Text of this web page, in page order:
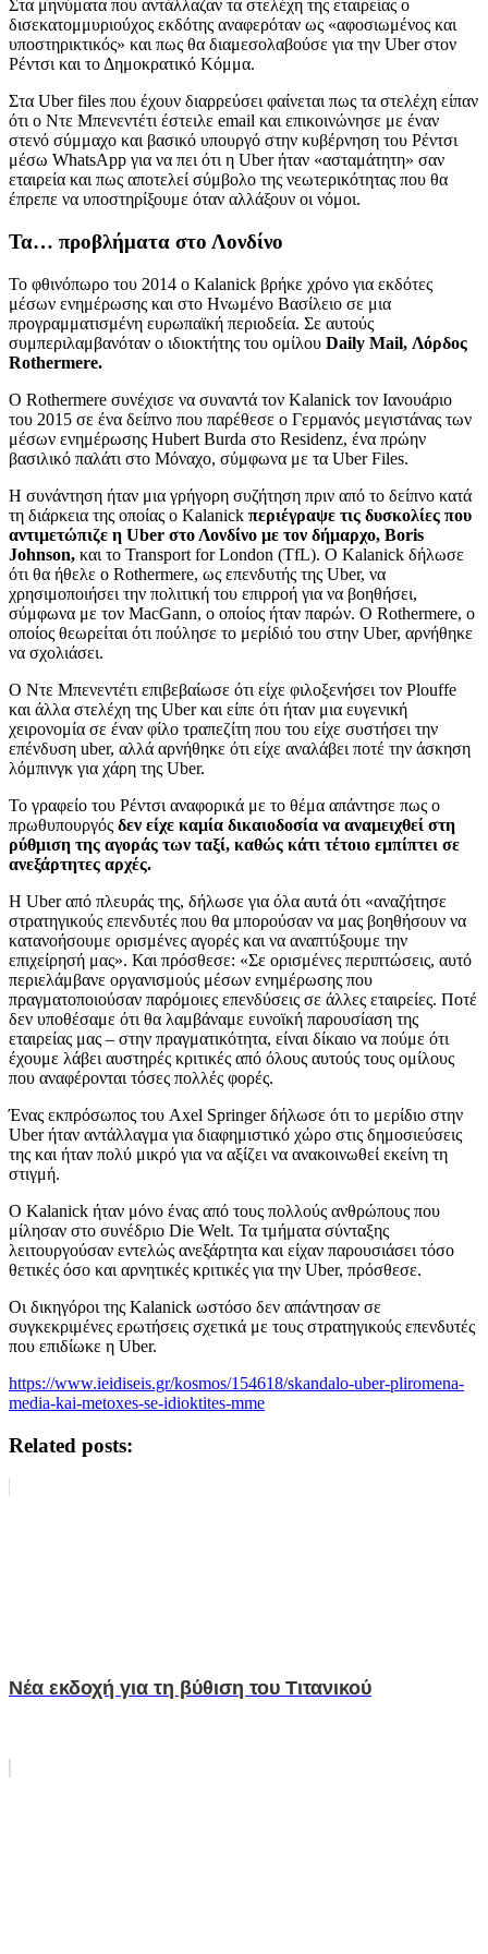
Στα μηνύματα που αντάλλαζαν τα στελέχη της εταιρείας ο
δισεκατομμυριούχος εκδότης αναφερόταν ως «αφοσιωμένος και
υποστηρικτικός» και πως θα διαμεσολαβούσε για την Uber στον
Ρέντσι και το Δημοκρατικό Κόμμα.
Στα Uber files που έχουν διαρρεύσει φαίνεται πως τα στελέχη είπαν
ότι ο Ντε Μπενεντέτι έστειλε email και επικοινώνησε με έναν
στενό σύμμαχο και βασικό υπουργό στην κυβέρνηση του Ρέντσι
μέσω WhatsApp για να πει ότι η Uber ήταν «ασταμάτητη» σαν
εταιρεία και πως αποτελεί σύμβολο της νεωτερικότητας που θα
έπρεπε να υποστηρίξουμε όταν αλλάξουν οι νόμοι.
Τα… προβλήματα στο Λονδίνο
Το φθινόπωρο του 2014 ο Kalanick βρήκε χρόνο για εκδότες
μέσων ενημέρωσης και στο Ηνωμένο Βασίλειο σε μια
προγραμματισμένη ευρωπαϊκή περιοδεία. Σε αυτούς
συμπεριλαμβανόταν ο ιδιοκτήτης του ομίλου Daily Mail, Λόρδος
Rothermere.
Ο Rothermere συνέχισε να συναντά τον Kalanick τον Ιανουάριο
του 2015 σε ένα δείπνο που παρέθεσε ο Γερμανός μεγιστάνας των
μέσων ενημέρωσης Hubert Burda στο Residenz, ένα πρώην
βασιλικό παλάτι στο Μόναχο, σύμφωνα με τα Uber Files.
Η συνάντηση ήταν μια γρήγορη συζήτηση πριν από το δείπνο κατά
τη διάρκεια της οποίας ο Kalanick περιέγραψε τις δυσκολίες που
αντιμετώπιζε η Uber στο Λονδίνο με τον δήμαρχο, Boris
Johnson, και το Transport for London (TfL). Ο Kalanick δήλωσε
ότι θα ήθελε ο Rothermere, ως επενδυτής της Uber, να
χρησιμοποιήσει την πολιτική του επιρροή για να βοηθήσει,
σύμφωνα με τον MacGann, ο οποίος ήταν παρών. Ο Rothermere, ο
οποίος θεωρείται ότι πούλησε το μερίδιό του στην Uber, αρνήθηκε
να σχολιάσει.
Ο Ντε Μπενεντέτι επιβεβαίωσε ότι είχε φιλοξενήσει τον Plouffe
και άλλα στελέχη της Uber και είπε ότι ήταν μια ευγενική
χειρονομία σε έναν φίλο τραπεζίτη που του είχε συστήσει την
επένδυση uber, αλλά αρνήθηκε ότι είχε αναλάβει ποτέ την άσκηση
λόμπινγκ για χάρη της Uber.
To γραφείο του Ρέντσι αναφορικά με το θέμα απάντησε πως ο
πρωθυπουργός δεν είχε καμία δικαιοδοσία να αναμειχθεί στη
ρύθμιση της αγοράς των ταξί, καθώς κάτι τέτοιο εμπίπτει σε
ανεξάρτητες αρχές.
Η Uber από πλευράς της, δήλωσε για όλα αυτά ότι «αναζήτησε
στρατηγικούς επενδυτές που θα μπορούσαν να μας βοηθήσουν να
κατανοήσουμε ορισμένες αγορές και να αναπτύξουμε την
επιχείρησή μας». Και πρόσθεσε: «Σε ορισμένες περιπτώσεις, αυτό
περιελάμβανε οργανισμούς μέσων ενημέρωσης που
πραγματοποιούσαν παρόμοιες επενδύσεις σε άλλες εταιρείες. Ποτέ
δεν υποθέσαμε ότι θα λαμβάναμε ευνοϊκή παρουσίαση της
εταιρείας μας – στην πραγματικότητα, είναι δίκαιο να πούμε ότι
έχουμε λάβει αυστηρές κριτικές από όλους αυτούς τους ομίλους
που αναφέρονται τόσες πολλές φορές.
Ένας εκπρόσωπος του Axel Springer δήλωσε ότι το μερίδιο στην
Uber ήταν αντάλλαγμα για διαφημιστικό χώρο στις δημοσιεύσεις
της και ήταν πολύ μικρό για να αξίζει να ανακοινωθεί εκείνη τη
στιγμή.
Ο Kalanick ήταν μόνο ένας από τους πολλούς ανθρώπους που
μίλησαν στο συνέδριο Die Welt. Τα τμήματα σύνταξης
λειτουργούσαν εντελώς ανεξάρτητα και είχαν παρουσιάσει τόσο
θετικές όσο και αρνητικές κριτικές για την Uber, πρόσθεσε.
Οι δικηγόροι της Kalanick ωστόσο δεν απάντησαν σε
συγκεκριμένες ερωτήσεις σχετικά με τους στρατηγικούς επενδυτές
που επιδίωκε η Uber.
https://www.ieidiseis.gr/kosmos/154618/skandalo-uber-pliromena-
media-kai-metoxes-se-idioktites-mme
Related posts:
Νέα εκδοχή για τη βύθιση του Τιτανικού